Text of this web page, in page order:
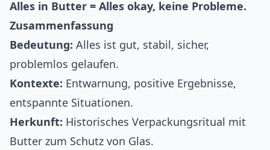
Alles in Butter = Alles okay, keine Probleme.
Zusammenfassung
Bedeutung: Alles ist gut, stabil, sicher,
problemlos gelaufen.
Kontexte: Entwarnung, positive Ergebnisse,
entspannte Situationen.
Herkunft: Historisches Verpackungsritual mit
Butter zum Schutz von Glas.